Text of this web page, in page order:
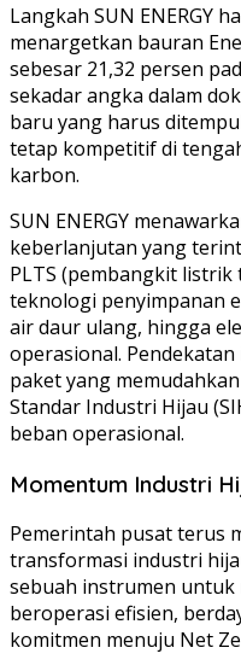
Langkah SUN ENERGY
menargetkan bauran
sebesar 21,32 persen
sekadar angka dalam
baru yang harus
tetap kompetitif di
karbon.
SUN ENERGY
keberlanjutan yang
PLTS (pembangkit
teknologi penyimpanan
air daur ulang, hingga
operasional.
paket yang
Standar Industri Hijau
beban operasional.
Momentum Industri
Pemerintah pusat terus
transformasi industri
sebuah instrumen untuk
beroperasi efisien,
komitmen menuju Net